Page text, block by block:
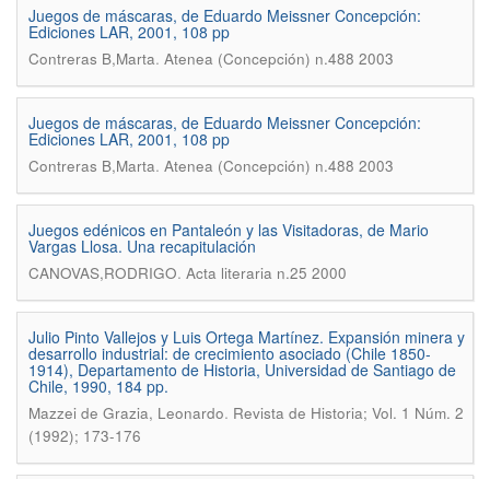
Juegos de máscaras, de Eduardo Meissner Concepción:
Ediciones LAR, 2001, 108 pp
Contreras B,Marta. Atenea (Concepción) n.488 2003
Juegos de máscaras, de Eduardo Meissner Concepción:
Ediciones LAR, 2001, 108 pp
Contreras B,Marta. Atenea (Concepción) n.488 2003
Juegos edénicos en Pantaleón y las Visitadoras, de Mario
Vargas Llosa. Una recapitulación
CANOVAS,RODRIGO. Acta literaria n.25 2000
Julio Pinto Vallejos y Luis Ortega Martínez. Expansión minera y
desarrollo industrial: de crecimiento asociado (Chile 1850-
1914), Departamento de Historia, Universidad de Santiago de
Chile, 1990, 184 pp.
Mazzei de Grazia, Leonardo. Revista de Historia; Vol. 1 Núm. 2
(1992); 173-176